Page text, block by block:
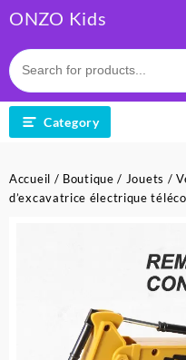
to
content
ONZO Kids
Category
Accueil / Boutique / Jouets /
d’excavatrice électrique